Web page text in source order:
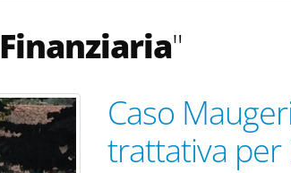
Finanziaria"
Caso
trattativa per